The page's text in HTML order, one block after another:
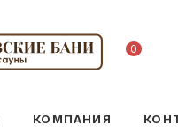
0
КОМПАНИЯ